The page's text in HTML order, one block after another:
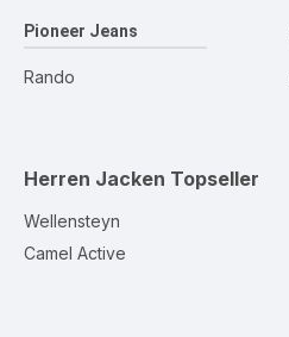
Pioneer Jeans
Rando
Herren Jacken Topseller
Wellensteyn
Camel Active